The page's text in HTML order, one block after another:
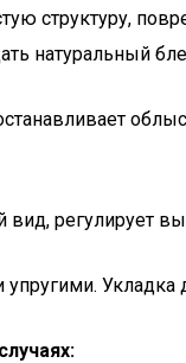
структуру,
натуральный
регулирует
Укладка